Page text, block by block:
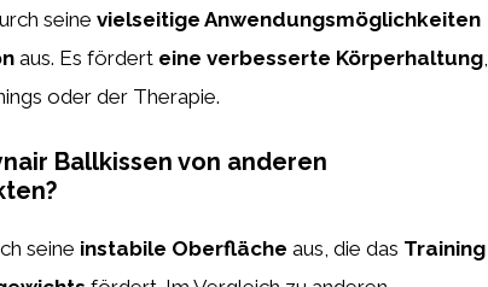
seine vielseitige Anwendungsmöglichkeiten
aus. Es fördert eine verbesserte Körperhaltung,
oder der Therapie.
Ballkissen von anderen
seine instabile Oberfläche aus, die das Training